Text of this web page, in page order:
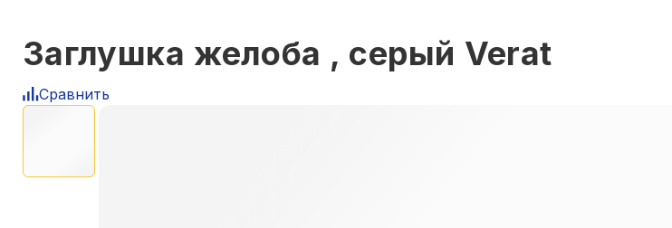
Заглушка желоба , серый Verat
Сравнить